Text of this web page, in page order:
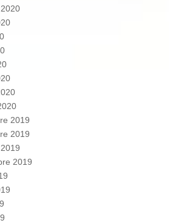
2019
2019
2019